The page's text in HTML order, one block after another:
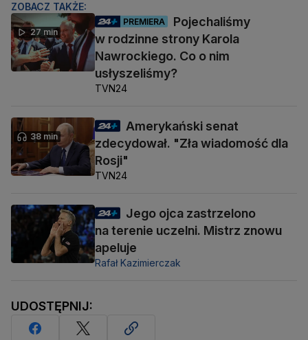
ZOBACZ TAKŻE:
27 min
PREMIERA
Pojechaliśmy
w rodzinne strony Karola
Nawrockiego. Co o nim
usłyszeliśmy?
TVN24
38 min
Amerykański senat
zdecydował. "Zła wiadomość dla
Rosji"
TVN24
Jego ojca zastrzelono
na terenie uczelni. Mistrz znowu
apeluje
Rafał Kazimierczak
UDOSTĘPNIJ: